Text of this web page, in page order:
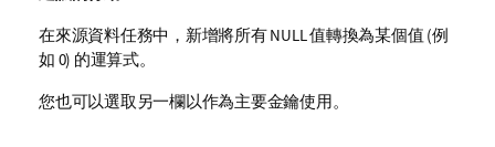
在來源資料任務中，新增將所有 NULL 值轉換為某個值 (例
如 0) 的運算式。
您也可以選取另一欄以作為主要金鑰使用。